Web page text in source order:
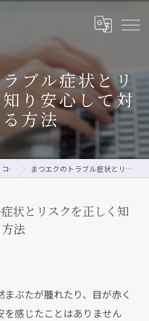
ブル症状とリ
り安心して対
方法
コラム まつエクのトラブル症状とリスクを正しく知り安心して対処する方法
状とリスクを正しく知
法
ぶたが腫れたり、目が赤く
感じたことはありません